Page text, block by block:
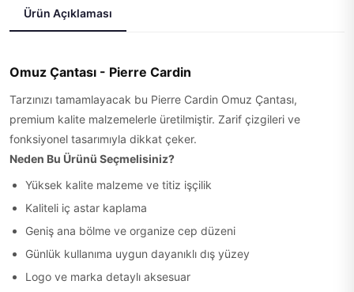
Ürün Açıklaması
Omuz Çantası - Pierre Cardin
Tarzınızı tamamlayacak bu Pierre Cardin Omuz Çantası,
premium kalite malzemelerle üretilmiştir. Zarif çizgileri ve
fonksiyonel tasarımıyla dikkat çeker.
Neden Bu Ürünü Seçmelisiniz?
Yüksek kalite malzeme ve titiz işçilik
Kaliteli iç astar kaplama
Geniş ana bölme ve organize cep düzeni
Günlük kullanıma uygun dayanıklı dış yüzey
Logo ve marka detaylı aksesuar